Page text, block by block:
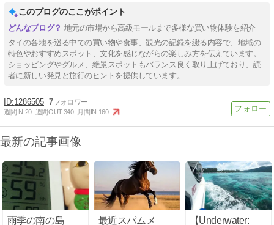
このブログのここがポイント
地元の市場から高級モールまで多様な買い物体験を紹介
タイの各地を巡る中での買い物や食事、観光の記録を綴る内容で、地域の
特色やおすすめスポット、文化を感じながらの楽しみ方を伝えています。
ショッピングやグルメ、絶景スポットもバランス良く取り上げており、読
者に新しい発見と旅行のヒントを提供しています。
1286505 7
週間IN:20 週間OUT:340 月間IN:160
最新の記事画像
雨季の南の島
最近スパムメ
【Underwater: